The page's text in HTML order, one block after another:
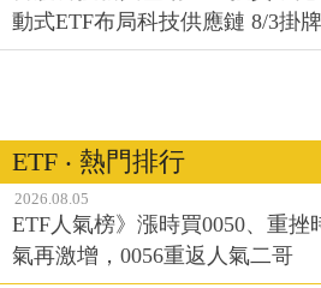
動式ETF布局科技供應鏈 8/3掛
ETF ‧ 熱門排行
2026.08.05
ETF人氣榜》漲時買0050、重挫
氣再激增，0056重返人氣二哥